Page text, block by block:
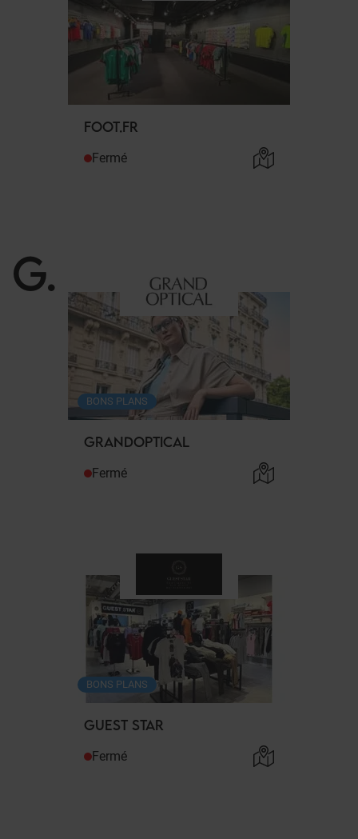
FOOT.FR
Fermé
G.
GRANDOPTICAL
BONS PLANS
Fermé
GUEST STAR
BONS PLANS
Fermé